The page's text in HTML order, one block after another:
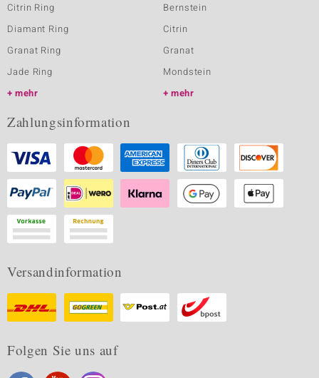
Citrin Ring
Diamant Ring
Granat Ring
Jade Ring
mehr
Bernstein
Citrin
Granat
Mondstein
mehr
Zahlungsinformation
Versandinformation
Folgen Sie uns auf